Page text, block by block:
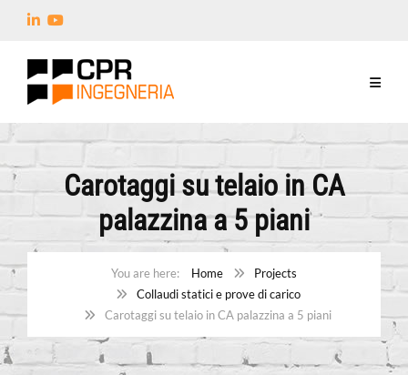
Carotaggi su telaio in CA
palazzina a 5 piani
Home
Projects
Collaudi statici e prove di carico
Carotaggi su telaio in CA palazzina a 5 piani